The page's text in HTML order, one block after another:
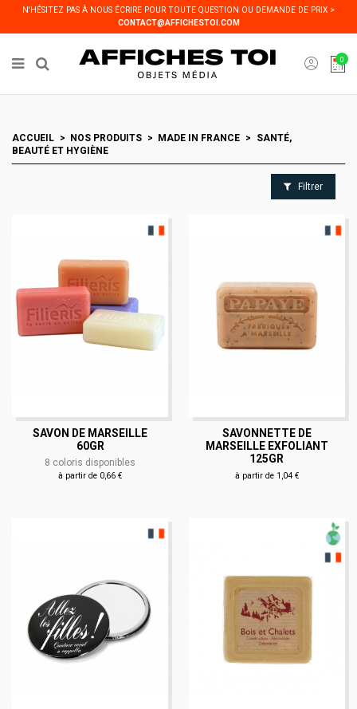
N'HÉSITEZ PAS À NOUS ÉCRIRE POUR TOUTE QUESTION OU DEMANDE DE PRIX >
CONTACT@AFFICHESTOI.COM
0
ACCUEIL NOS PRODUITS MADE IN FRANCE
SANTÉ,
BEAUTÉ ET HYGIÈNE
Filtrer
SAVON DE MARSEILLE
60GR
8 coloris disponibles
à partir de 0,66 €
SAVONNETTE DE
MARSEILLE EXFOLIANT
125GR
à partir de 1,04 €
Panneau de gestion des cookies